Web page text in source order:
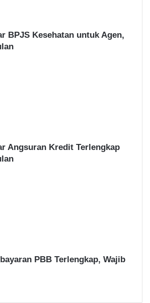
BPJS Kesehatan untuk Agen,
Angsuran Kredit Terlengkap
PBB Terlengkap, Wajib